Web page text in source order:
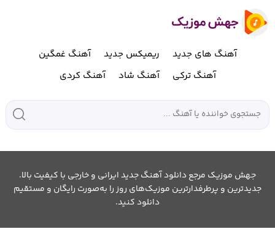
آهنگ های جدید ریمیکس جدید
آهنگ غمگین
آهنگ ترکی
آهنگ شاد آهنگ کردی
جهش موزیک مرجع دانلود آهنگ جدید ایرانی و خارجی با کیفیت بالا.
جدیدترین و پرطرفدارترین موزیک‌های روز را به‌صورت رایگان و مستقیم
دانلود کنید.